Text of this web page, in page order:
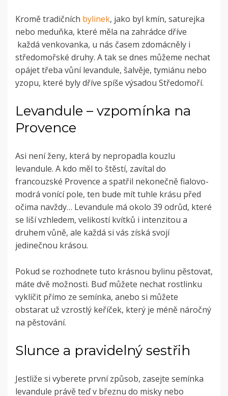
Kromě tradičních bylinek, jako byl kmín, saturejka
nebo meduňka, které měla na zahrádce dříve
každá venkovanka, u nás časem zdomácněly i
středomořské druhy. A tak se dnes můžeme nechat
opájet třeba vůní levandule, šalvěje, tymiánu nebo
yzopu, které byly dříve spíše výsadou Středomoří.
Levandule – vzpomínka na
Provence
Asi není ženy, která by nepropadla kouzlu
levandule. A kdo měl to štěstí, zavítal do
francouzské Provence a spatřil nekonečně fialovo-
modrá vonící pole, ten bude mít tuhle krásu před
očima navždy… Levandule má okolo 39 odrůd, které
se liší vzhledem, velikostí kvítků i intenzitou a
druhem vůně, ale každá si vás získá svojí
jedinečnou krásou.
Pokud se rozhodnete tuto krásnou bylinu pěstovat,
máte dvě možnosti. Buď můžete nechat rostlinku
vyklíčit přímo ze semínka, anebo si můžete
obstarat už vzrostlý keříček, který je méně náročný
na pěstování.
Slunce a pravidelný sestřih
Jestliže si vyberete první způsob, zasejte semínka
levandule právě teď v březnu do misky nebo